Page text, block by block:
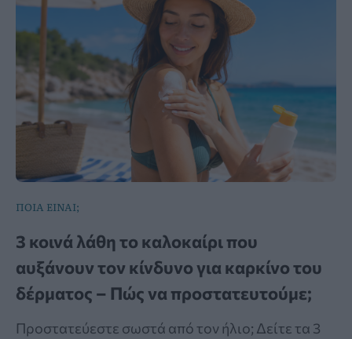
ΠΟΙΑ ΕΙΝΑΙ;
3 κοινά λάθη το καλοκαίρι που
αυξάνουν τον κίνδυνο για καρκίνο του
δέρματος – Πώς να προστατευτούμε;
Προστατεύεστε σωστά από τον ήλιο; Δείτε τα 3